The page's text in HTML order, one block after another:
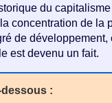
du
concentration de la
de
est devenu un fait.
: